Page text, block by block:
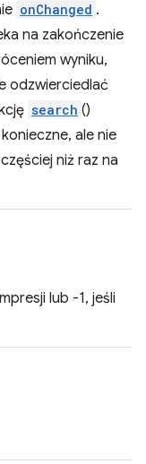
onChanged .
na zakończenie
wyniku,
odzwierciedlać
search ()
ale nie
niż raz na
lub -1, jeśli